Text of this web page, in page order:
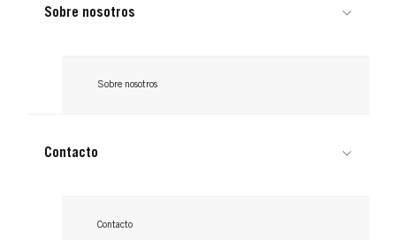
Sobre nosotros
Sobre nosotros
Contacto
Contacto